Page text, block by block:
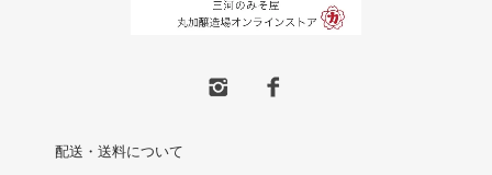
配送・送料について